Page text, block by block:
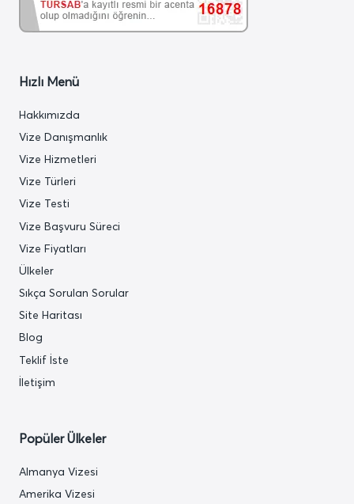
Hızlı Menü
Hakkımızda
Vize Danışmanlık
Vize Hizmetleri
Vize Türleri
Vize Testi
Vize Başvuru Süreci
Vize Fiyatları
Ülkeler
Sıkça Sorulan Sorular
Site Haritası
Blog
Teklif İste
İletişim
Popüler Ülkeler
Almanya Vizesi
Amerika Vizesi